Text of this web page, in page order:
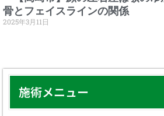
施術メニュー
骨とフェイスラインの関係
2025年3月11日